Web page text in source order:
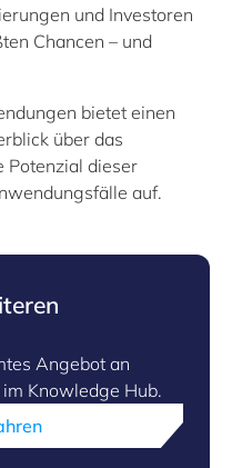
und Investoren
Chancen – und
bietet einen
über das
Potenzial dieser
auf.
Angebot an
Knowledge Hub.